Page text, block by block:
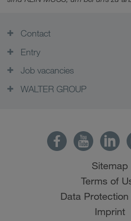
Contact
Entry
Job vacancies
WALTER GROUP
Sitemap
Terms of
Data
Imprint